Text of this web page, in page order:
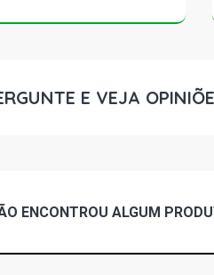
E VEJA
ENCONTROU ALGUM